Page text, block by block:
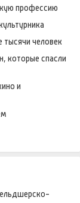
профессию
тысячи человек
которые спасли
и